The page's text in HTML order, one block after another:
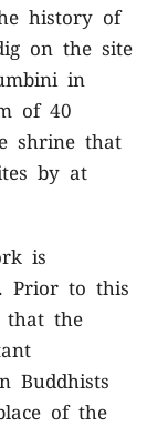
history of
on the site
in
of 40
shrine that
by at
is
Prior to this
that the
Buddhists
of the